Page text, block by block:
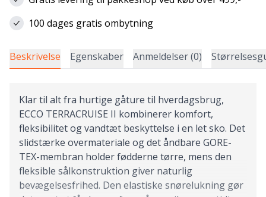
100 dages gratis ombytning
Beskrivelse Egenskaber Anmeldelser (0)
Klar til alt fra hurtige gåture til hverdagsbrug,
ECCO TERRACRUISE II kombinerer komfort,
fleksibilitet og vandtæt beskyttelse i en let sko. Det
slidstærke overmateriale og det åndbare GORE-
TEX-membran holder fødderne tørre, mens den
fleksible sålkonstruktion giver naturlig
bevægelsesfrihed. Den elastiske snørelukning gør